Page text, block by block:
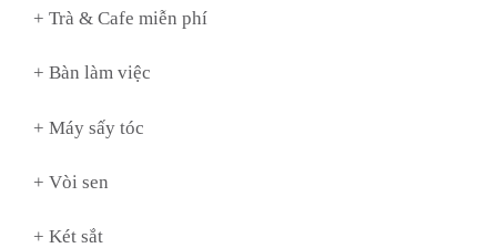
+ Trà & Cafe miễn phí
+ Bàn làm việc
+ Máy sấy tóc
+ Vòi sen
+ Két sắt